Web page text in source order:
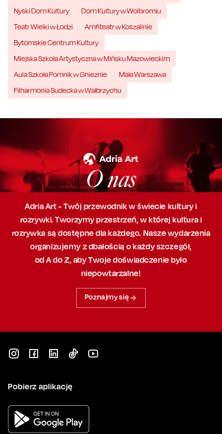
Nyski Dom Kultury
Dom Kultury w Wolbromiu
Teatr Wielki w Łodzi
Amfiteatr w Koszalinie
Bytomskie Centrum Kultury
Miejska Szkoła Artystyczna w Mińsku Mazowieckim
Aula Szkoła Pomnik w Gnieznie
Mała Warszawa
Filharmonia Sudecka w Wałbrzychu
O nas
Adria Art - Twój przewodnik w świecie kultury i
rozrywki. Tworzymy przestrzeń,w której kultura i
rozrywka są dostępne dla każdego. Nasze wydarzenia
organizujemy z dbałością o każdy szczegół,
od A do Z, abyTwoje doświadczenie było
niepowtarzalne!
Poznajmy się
Pobierz aplikację